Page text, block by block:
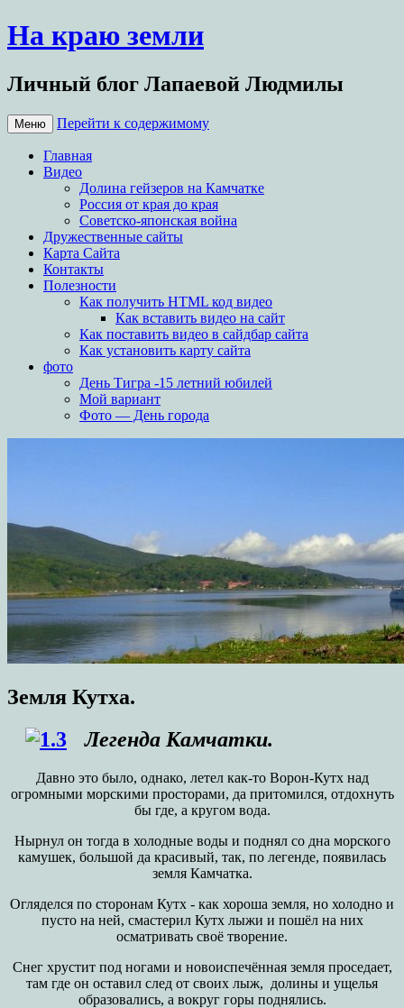
На краю земли
Личный блог Лапаевой Людмилы
Меню Перейти к содержимому
Главная
Видео
Долина гейзеров на Камчатке
Россия от края до края
Советско-японская война
Дружественные сайты
Карта Сайта
Контакты
Полезности
Как получить HTML код видео
Как вставить видео на сайт
Как поставить видео в сайдбар сайта
Как установить карту сайта
фото
День Тигра -15 летний юбилей
Мой вариант
Фото — День города
Земля Кутха.
Легенда Камчатки.
Давно это было, однако, летел как-то Ворон-Кутх над
огромными морскими просторами, да притомился, отдохнуть
бы где, а кругом вода.
Нырнул он тогда в холодные воды и поднял со дна морского
камушек, большой да красивый, так, по легенде, появилась
земля Камчатка.
Огляделся по сторонам Кутх - как хороша земля, но холодно и
пусто на ней, смастерил Кутх лыжи и пошёл на них
осматривать своё творение.
Снег хрустит под ногами и новоиспечённая земля проседает,
там где он оставил след от своих лыж, долины и ущелья
образовались, а вокруг горы поднялись.